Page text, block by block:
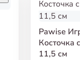
Pawise
Косточка
11,5 см